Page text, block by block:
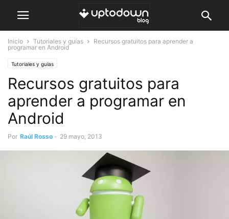
Inicio Tutoriales y guías
Recursos gratuitos para aprender a
programar en Android
Tutoriales y guías
Recursos gratuitos para
aprender a programar en
Android
Por Raúl Rosso - 29 mayo, 2013